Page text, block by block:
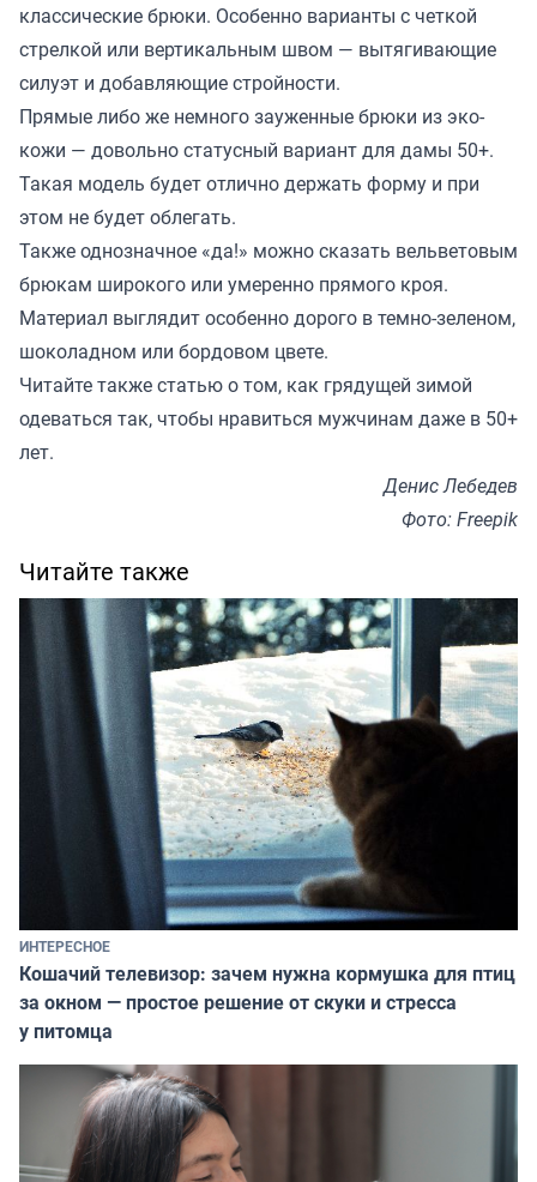
классические брюки. Особенно варианты с четкой
стрелкой или вертикальным швом — вытягивающие
силуэт и добавляющие стройности.
Прямые либо же немного зауженные брюки из эко-
кожи — довольно статусный вариант для дамы 50+.
Такая модель будет отлично держать форму и при
этом не будет облегать.
Также однозначное «да!» можно сказать вельветовым
брюкам широкого или умеренно прямого кроя.
Материал выглядит особенно дорого в темно-зеленом,
шоколадном или бордовом цвете.
Читайте такжестатьюо том, как грядущей зимой
одеваться так, чтобы нравиться мужчинам даже в 50+
лет.
Денис Лебедев
Фото: Freepik
Читайте также
ИНТЕРЕСНОЕ
Кошачий телевизор: зачем нужна кормушка для птиц
за окном — простое решение от скуки и стресса
у питомца